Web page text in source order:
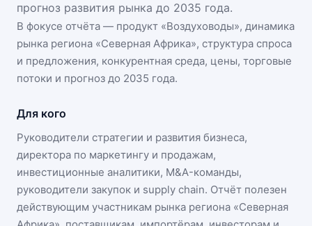
прогноз развития рынка до 2035 года.
В фокусе отчёта — продукт «Воздуховоды», динамика
рынка региона «Северная Африка», структура спроса
и предложения, конкурентная среда, цены, торговые
потоки и прогноз до 2035 года.
Для кого
Руководители стратегии и развития бизнеса,
директора по маркетингу и продажам,
инвестиционные аналитики, M&A-команды,
руководители закупок и supply chain. Отчёт полезен
действующим участникам рынка региона «Северная